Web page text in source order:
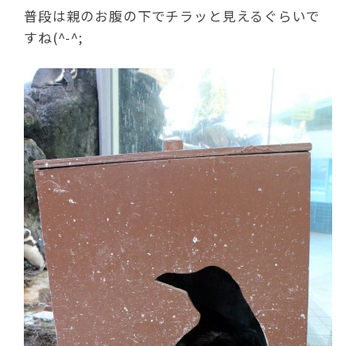
普段は親のお腹の下でチラッと見えるぐらいで
すね(^-^;